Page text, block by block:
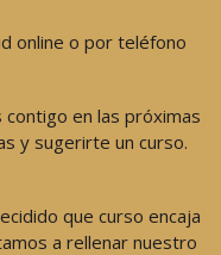
online o por teléfono
en las próximas
y sugerirte un curso.
que curso encaja
a rellenar nuestro